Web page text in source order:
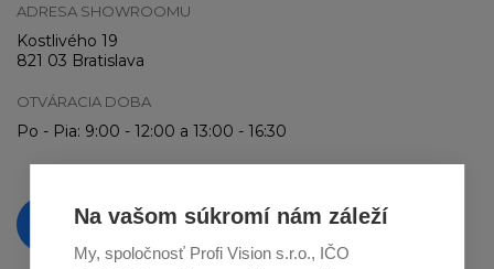
ADRESA SHOWROOMU
Kostlivého 19
821 03 Bratislava
OTVÁRACIA DOBA
Po - Pia: 9:00 - 12:00 a 13:00 - 16:30
Vzdelávajte se a sledujte nás
Na vašom súkromí nám záleží
My, spoločnosť Profi Vision s.r.o., IČO